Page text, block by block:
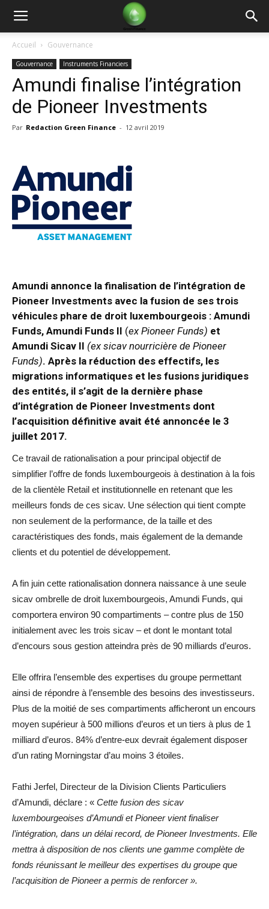
Green
Finance
Accueil Gouvernance
Gouvernance Instruments Financiers
Amundi finalise l’intégration
de Pioneer Investments
Par Redaction Green Finance - 12 avril 2019
Amundi annonce la finalisation de l’intégration de
Pioneer Investments avec la fusion de ses trois
véhicules phare de droit luxembourgeois : Amundi
Funds, Amundi Funds II (ex Pioneer Funds) et
Amundi Sicav II (ex sicav nourricière de Pioneer
Funds). Après la réduction des effectifs, les
migrations informatiques et les fusions juridiques
des entités, il s’agit de la dernière phase
d’intégration de Pioneer Investments dont
l’acquisition définitive avait été annoncée le 3
juillet 2017.
Ce travail de rationalisation a pour principal objectif de
simplifier l’offre de fonds luxembourgeois à destination à la fois
de la clientèle Retail et institutionnelle en retenant que les
meilleurs fonds de ces sicav. Une sélection qui tient compte
non seulement de la performance, de la taille et des
caractéristiques des fonds, mais également de la demande
clients et du potentiel de développement.
A fin juin cette rationalisation donnera naissance à une seule
sicav ombrelle de droit luxembourgeois, Amundi Funds, qui
comportera environ 90 compartiments – contre plus de 150
initialement avec les trois sicav – et dont le montant total
d’encours sous gestion atteindra près de 90 milliards d’euros.
Elle offrira l’ensemble des expertises du groupe permettant
ainsi de répondre à l’ensemble des besoins des investisseurs.
Plus de la moitié de ses compartiments afficheront un encours
moyen supérieur à 500 millions d’euros et un tiers à plus de 1
milliard d’euros. 84% d’entre-eux devrait également disposer
d’un rating Morningstar d’au moins 3 étoiles.
Fathi Jerfel, Directeur de la Division Clients Particuliers
d’Amundi, déclare : « Cette fusion des sicav
luxembourgeoises d’Amundi et Pioneer vient finaliser
l’intégration, dans un délai record, de Pioneer Investments. Elle
mettra à disposition de nos clients une gamme complète de
fonds réunissant le meilleur des expertises du groupe que
l’acquisition de Pioneer a permis de renforcer ».